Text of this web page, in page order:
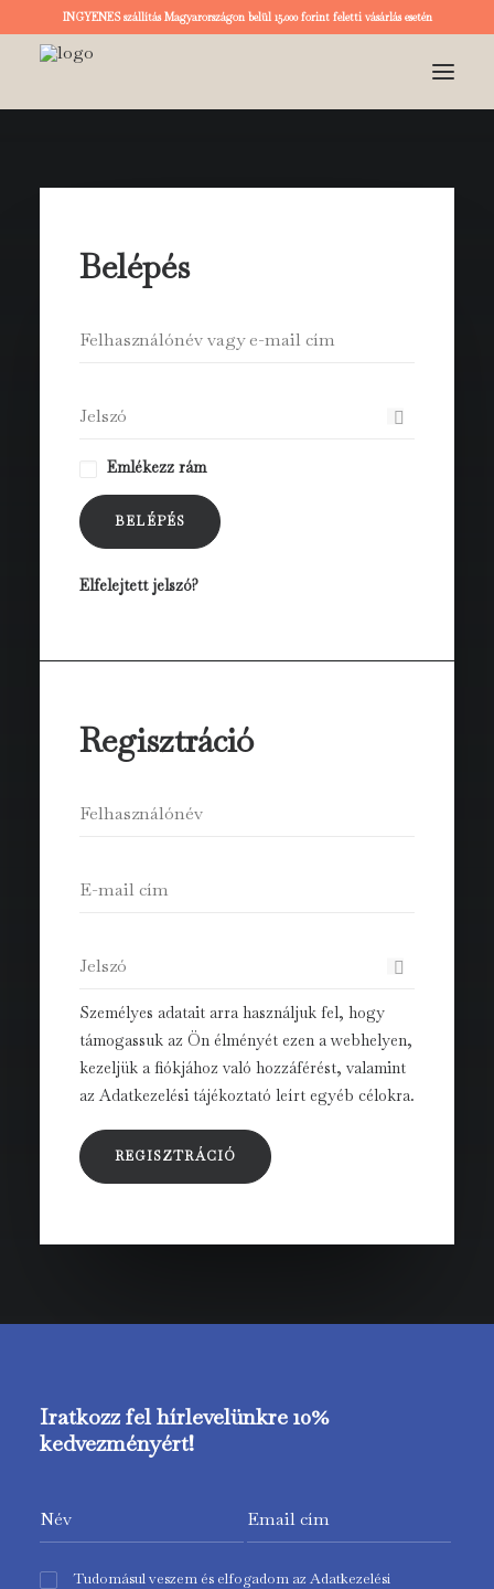
INGYENES szállítás Magyarországon belül 15.000 forint feletti vásárlás esetén
BLOGBelépés
Emlékezz rám
BELÉPÉS
Elfelejtett jelszó?
Regisztráció
Személyes adatait arra használjuk fel, hogy
támogassuk az Ön élményét ezen a webhelyen,
kezeljük a fiókjához való hozzáférést, valamint
azAdatkezelési tájékoztató leírt egyéb célokra.
REGISZTRÁCIÓ
Iratkozz fel hírlevelünkre 10%
kedvezményért!
Tudomásul veszem és elfogadom azAdatkezelési